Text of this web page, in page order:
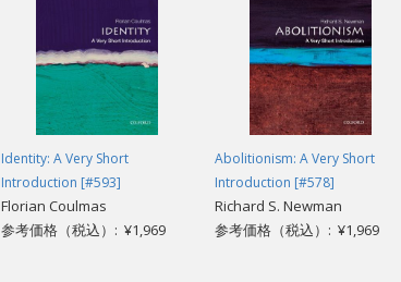
Identity: A Very Short
Introduction [#593]
Florian Coulmas
参考価格（税込）: ¥1,969
Abolitionism: A Very Short
Introduction [#578]
Richard S. Newman
参考価格（税込）: ¥1,969